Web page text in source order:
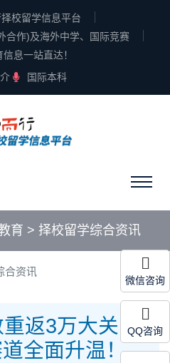
校留学信息平台
合作)及海外中学、国际竞赛
息一站直达！
国际本科
育 > 择校留学综合资讯
合资讯
返3万大关，
全面升温！
微信咨询
QQ咨询